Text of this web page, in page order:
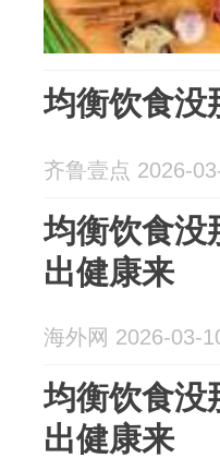
均衡饮食没
齐鲁壹点 2026-
均衡饮食没
出健康来
海外网 2026-03-
均衡饮食没
出健康来